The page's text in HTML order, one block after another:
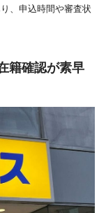
、申込時間や審査状
籍確認が素早